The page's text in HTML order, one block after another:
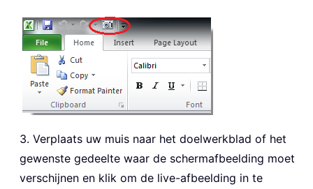
3. Verplaats uw muis naar het doelwerkblad of het
gewenste gedeelte waar de schermafbeelding moet
verschijnen en klik om de live-afbeelding in te